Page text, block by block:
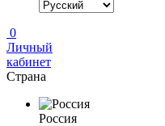
0
Личный
кабинет
Страна
Россия